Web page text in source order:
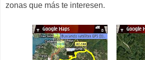
zonas que más te interesen.